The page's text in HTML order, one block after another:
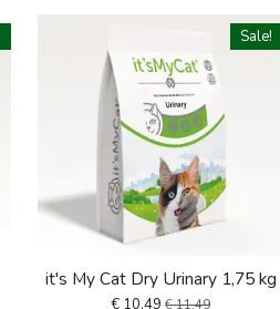
Sale!
it's My Cat Dry Urinary 1,75 kg
€ 10,49 € 11,49